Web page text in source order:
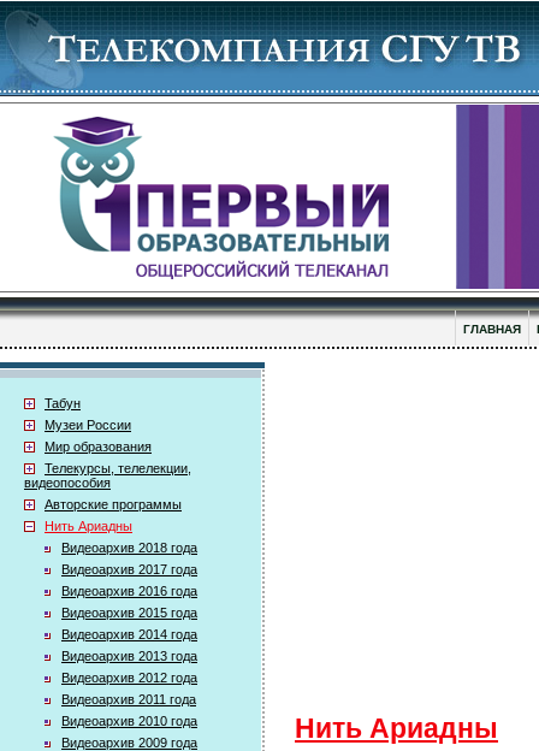
ГЛАВНАЯ
Табун
Музеи России
Мир образования
Телекурсы, телелекции,
видеопособия
Авторские программы
Нить Ариадны
Видеоархив 2018 года
Видеоархив 2017 года
Видеоархив 2016 года
Видеоархив 2015 года
Видеоархив 2014 года
Видеоархив 2013 года
Видеоархив 2012 года
Видеоархив 2011 года
Видеоархив 2010 года
Видеоархив 2009 года
Нить Ариадны